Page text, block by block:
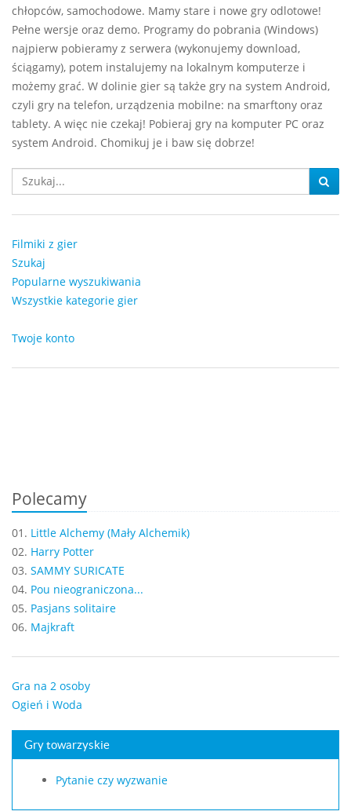
chłopców, samochodowe. Mamy stare i nowe gry odlotowe!
Pełne wersje oraz demo. Programy do pobrania (Windows)
najpierw pobieramy z serwera (wykonujemy download,
ściągamy), potem instalujemy na lokalnym komputerze i
możemy grać. W dolinie gier są także gry na system Android,
czyli gry na telefon, urządzenia mobilne: na smarftony oraz
tablety. A więc nie czekaj! Pobieraj gry na komputer PC oraz
system Android. Chomikuj je i baw się dobrze!
Filmiki z gier
Szukaj
Popularne wyszukiwania
Wszystkie kategorie gier
Twoje konto
Polecamy
01. Little Alchemy (Mały Alchemik)
02. Harry Potter
03. SAMMY SURICATE
04. Pou nieograniczona...
05. Pasjans solitaire
06. Majkraft
Gra na 2 osoby
Ogień i Woda
Gry towarzyskie
Pytanie czy wyzwanie